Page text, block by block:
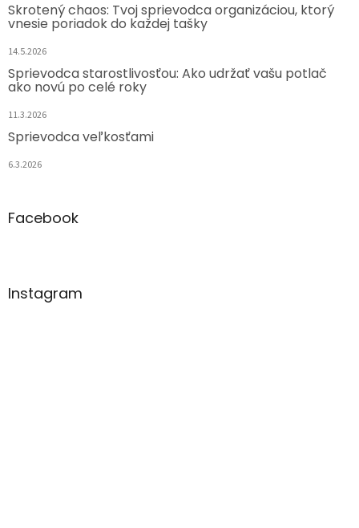
Skrotený chaos: Tvoj sprievodca organizáciou, ktorý
vnesie poriadok do každej tašky
14.5.2026
Sprievodca starostlivosťou: Ako udržať vašu potlač
ako novú po celé roky
11.3.2026
Sprievodca veľkosťami
6.3.2026
Facebook
Instagram